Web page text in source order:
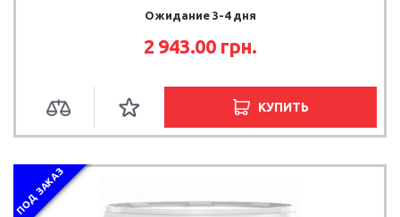
Ожидание 3-4 дня
2 943.00 грн.
КУПИТЬ
ПОД ЗАКАЗ